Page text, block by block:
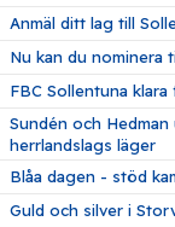
Anmäl ditt lag till
Nu kan du nominera
FBC Sollentuna
Sundén och
herrlandslags läger
Blåa dagen - stöd
Guld och silver i